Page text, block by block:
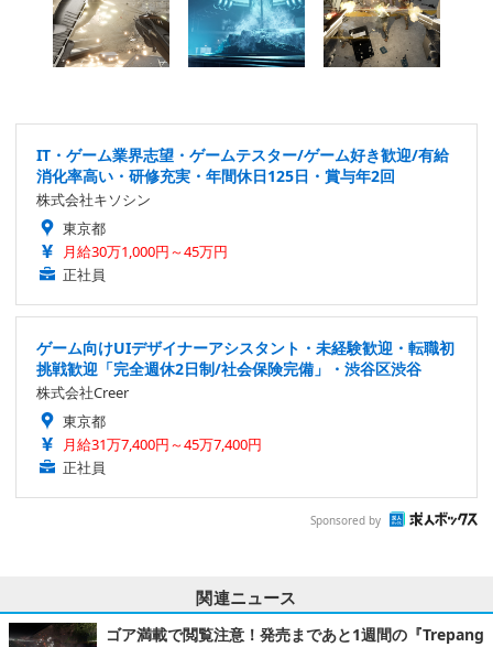
IT・ゲーム業界志望・ゲームテスター/ゲーム好き歓迎/有給
消化率高い・研修充実・年間休日125日・賞与年2回
株式会社キソシン
東京都
月給30万1,000円～45万円
正社員
ゲーム向けUIデザイナーアシスタント・未経験歓迎・転職初
挑戦歓迎「完全週休2日制/社会保険完備」・渋谷区渋谷
株式会社Creer
東京都
月給31万7,400円～45万7,400円
正社員
Sponsored by
関連ニュース
ゴア満載で閲覧注意！発売まであと1週間の『Trepang